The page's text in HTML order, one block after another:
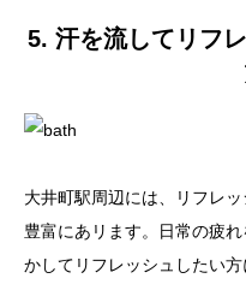
5. 汗を流してリフ
大井町駅周辺には、リフレ
豊富にあリます。日常の疲
かしてリフレッシュしたい方